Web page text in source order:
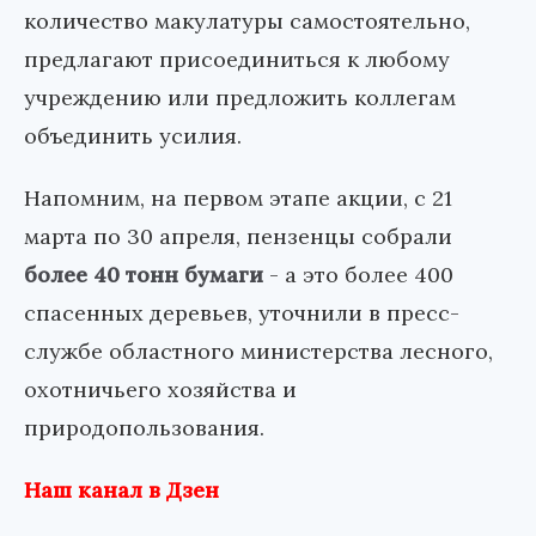
количество макулатуры самостоятельно,
предлагают присоединиться к любому
учреждению или предложить коллегам
объединить усилия.
Напомним, на первом этапе акции, с 21
марта по 30 апреля, пензенцы собрали
более 40 тонн бумаги - а это более 400
спасенных деревьев, уточнили в пресс-
службе областного министерства лесного,
охотничьего хозяйства и
природопользования.
Наш канал в Дзен